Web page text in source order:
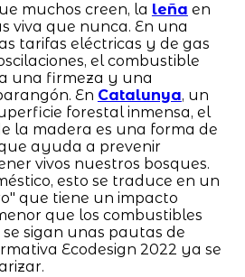
muchos creen, la leña en
viva que nunca. En una
tarifas eléctricas y de gas
el combustible
una firmeza y una
En Catalunya, un
forestal inmensa, el
la madera es una forma de
ayuda a prevenir
vivos nuestros bosques.
esto se traduce en un
que tiene un impacto
que los combustibles
se sigan unas pautas de
Ecodesign 2022 ya se